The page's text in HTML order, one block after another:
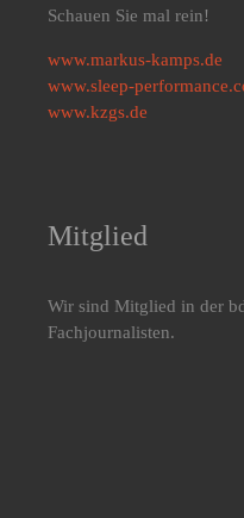
Schauen Sie mal rein!
www.markus-kamps.de
www.sleep-
www.kzgs.de
Mitglied
Wir sind Mitglied in der
Fachjournalisten.